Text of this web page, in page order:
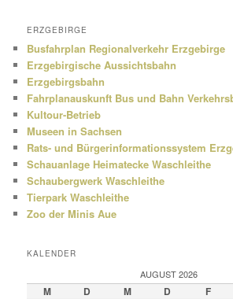
ERZGEBIRGE
Busfahrplan Regionalverkehr Erzgebirge
Erzgebirgische Aussichtsbahn
Erzgebirgsbahn
Fahrplanauskunft Bus und Bahn
Kultour-Betrieb
Museen in Sachsen
Rats- und Bürgerinformationssystem
Schauanlage Heimatecke Waschleithe
Schaubergwerk Waschleithe
Tierpark Waschleithe
Zoo der Minis Aue
KALENDER
AUGUST 2026
M D M D F